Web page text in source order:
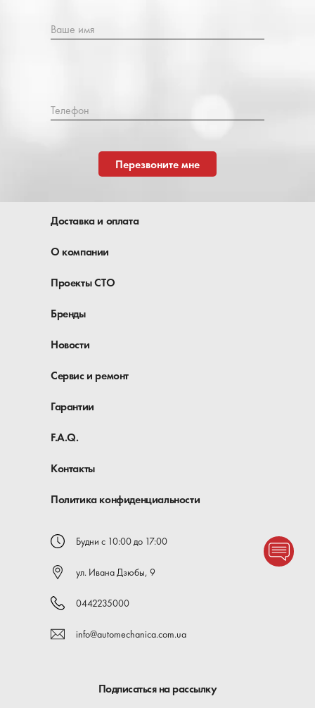
Ваше имя
Телефон
Перезвоните мне
Доставка и оплата
О компании
Проекты СТО
Бренды
Новости
Сервис и ремонт
Гарантии
F.A.Q.
Контакты
Политика конфиденциальности
Будни с 10:00 до 17:00
ул. Ивана Дзюбы, 9
0442235000
info@automechanica.com.ua
Подписаться на рассылку